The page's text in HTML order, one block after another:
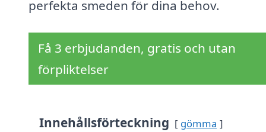
perfekta smeden för dina behov.
Få 3 erbjudanden, gratis och utan
förpliktelser
Innehållsförteckning gömma